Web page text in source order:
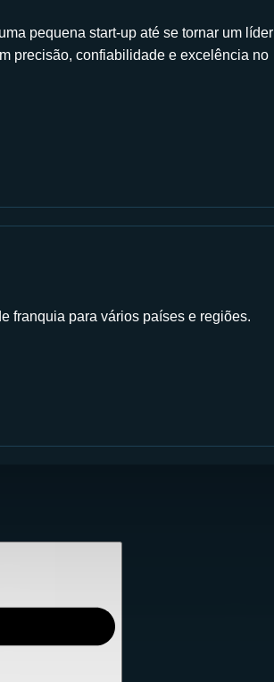
pequena start-up até se tornar um líder
precisão, confiabilidade e excelência no
franquia para vários países e regiões.